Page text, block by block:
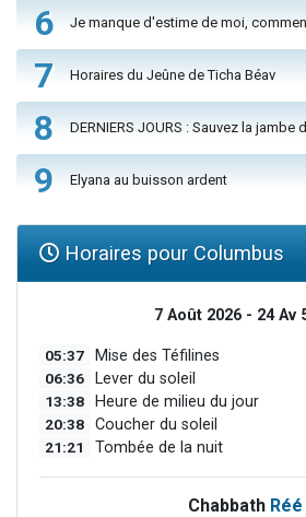
6 Je manque d'estime de moi,
7 Horaires du Jeûne de Ticha Béav
8 DERNIERS JOURS : Sauvez la jambe
9 Elyana au buisson ardent
Horaires pour Columbus
7 Août 2026 - 24 Av
05:37 Mise des Téfilines
06:36 Lever du soleil
13:38 Heure de milieu du jour
20:38 Coucher du soleil
21:21 Tombée de la nuit
Chabbath Réé